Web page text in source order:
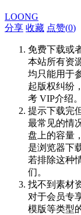
LOONG
分享 收藏 点赞(0)
免费下载或
本站所有资
均只能用于
起版权纠纷
考 VIP介绍。
提示下载完
最常见的情
盘上的容量
是浏览器下
若排除这种
们。
找不到素材
对于会员专
模版等类型